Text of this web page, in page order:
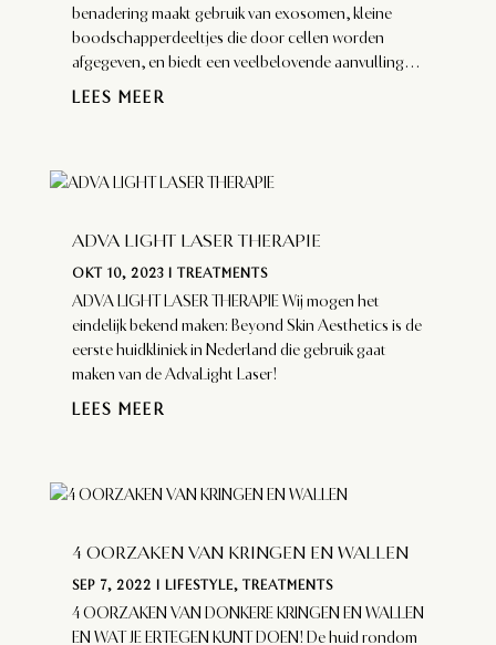
benadering maakt gebruik van exosomen, kleine
boodschapperdeeltjes die door cellen worden
afgegeven, en biedt een veelbelovende aanvulling...
LEES MEER
ADVA LIGHT LASER THERAPIE
OKT 10, 2023| TREATMENTS
ADVA LIGHT LASER THERAPIE Wij mogen het
eindelijk bekend maken: Beyond Skin Aesthetics is de
eerste huidkliniek in Nederland die gebruik gaat
maken van de AdvaLight Laser!
LEES MEER
4 OORZAKEN VAN KRINGEN EN WALLEN
SEP 7, 2022 LIFESTYLE, TREATMENTS
4 OORZAKEN VAN DONKERE KRINGEN EN WALLEN
EN WAT JE ERTEGEN KUNT DOEN! De huid rondom